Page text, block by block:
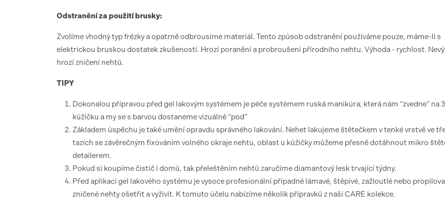
Odstranění za použití brusky:
Zvolíme vhodný typ frézky a opatrně odbrousíme materiál. Tento způsob odstranění používáme pouze, máme-li s
elektrickou bruskou dostatek zkušeností. Hrozí poranění a probroušení přírodního nehtu. Výhoda - rychlost.
hrozí zničení nehtů.
TIPY
Dokonalou přípravou před gel lakovým systémem je péče systémem ruská manikúra, která nám “zvedne” na
kůžičku a my se s barvou dostaneme vizuálně “pod”
Základem úspěchu je také umění opravdu správného lakování. Nehet lakujeme štětečkem v tenké vrstvě ve
tazích se závěrečným fixováním volného okraje nehtu, oblast u kůžičky můžeme přesně dotáhnout mikro
detailerem.
Pokud si koupíme čistič i domů, tak přeleštěním nehtů zaručíme diamantový lesk trvající týdny.
Před aplikací gel lakového systému je vysoce profesionální případné lámavé, štěpivé, zažloutlé nebo
zničené nehty ošetřit a vyživit. K tomuto účelu nabízíme několik přípravků z naší CARE kolekce.